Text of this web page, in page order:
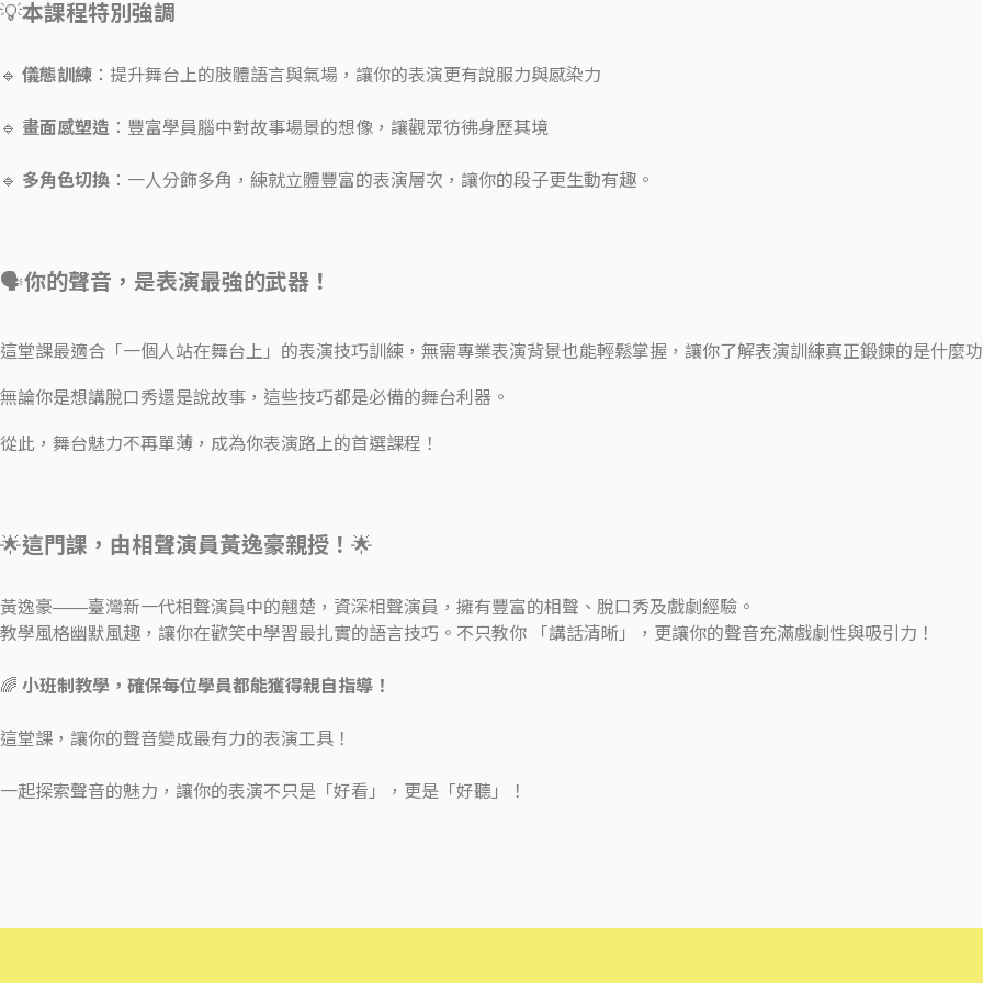
💡本課程特別強調
🔹 儀態訓練 ：提升舞台上的肢體語言與氣場，讓你的表演更有說服力與感染力
🔹 畫面感塑造 ：豐富學員腦中對故事場景的想像，讓觀眾彷彿身歷其境
🔹 多角色切換 ：一人分飾多角，練就立體豐富的表演層次，讓你的段子更生動有趣。
🗣️你的聲音，是表演最強的武器！
這堂課最適合「一個人站在舞台上」的表演技巧訓練，無需專業表演背景也能輕鬆掌握，讓你了解表演訓練真正鍛鍊的是什麼
無論你是想講脫口秀還是說故事，這些技巧都是必備的舞台利器。
從此，舞台魅力不再單薄，成為你表演路上的首選課程！
🌟這門課，由相聲演員黃逸豪親授！ 🌟
黃逸豪——臺灣新一代相聲演員中的翹楚，資深相聲演員，擁有豐富的相聲、脫口秀及戲劇經驗。
教學風格幽默風趣，讓你在歡笑中學習最扎實的語言技巧。不只教你 「講話清晰」，更讓你的聲音充滿戲劇性與吸引力！
🌈 小班制教學，確保每位學員都能獲得親自指導！
這堂課，讓你的聲音變成最有力的表演工具！
一起探索聲音的魅力，讓你的表演不只是「好看」，更是「好聽」！